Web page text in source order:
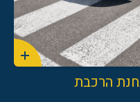
הרכבת